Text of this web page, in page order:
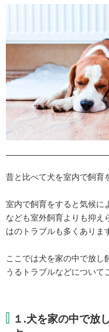
昔と比べて犬を室内で飼育
室内で飼育をすると気候に
なども室外飼育よりも抑え
はのトラブルも多くありま
ここでは犬を家の中で放し
うるトラブルなどについて
１.犬を家の中で放